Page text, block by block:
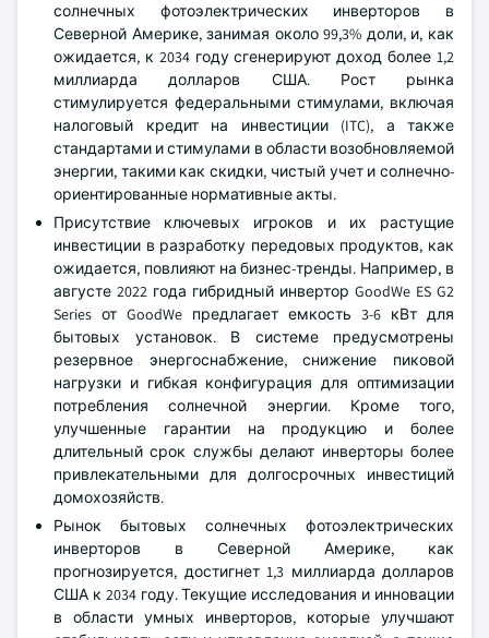
солнечных фотоэлектрических инверторов в
Северной Америке, занимая около 99,3% доли, и, как
ожидается, к 2034 году сгенерируют доход более 1,2
миллиарда долларов США. Рост рынка
стимулируется федеральными стимулами, включая
налоговый кредит на инвестиции (ITC), а также
стандартами и стимулами в области возобновляемой
энергии, такими как скидки, чистый учет и солнечно-
ориентированные нормативные акты.
Присутствие ключевых игроков и их растущие
инвестиции в разработку передовых продуктов, как
ожидается, повлияют на бизнес-тренды. Например, в
августе 2022 года гибридный инвертор GoodWe ES G2
Series от GoodWe предлагает емкость 3-6 кВт для
бытовых установок. В системе предусмотрены
резервное энергоснабжение, снижение пиковой
нагрузки и гибкая конфигурация для оптимизации
потребления солнечной энергии. Кроме того,
улучшенные гарантии на продукцию и более
длительный срок службы делают инверторы более
привлекательными для долгосрочных инвестиций
домохозяйств.
Рынок бытовых солнечных фотоэлектрических
инверторов в Северной Америке, как
прогнозируется, достигнет 1,3 миллиарда долларов
США к 2034 году. Текущие исследования и инновации
в области умных инверторов, которые улучшают